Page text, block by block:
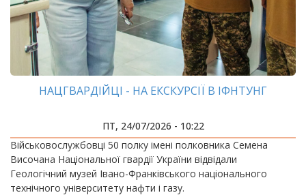
НАЦГВАРДІЙЦІ - НА ЕКСКУРСІЇ В ІФНТУНГ
ПТ, 24/07/2026 - 10:22
Військовослужбовці 50 полку імені полковника Семена
Височана Національної гвардії України відвідали
Геологічний музей Івано-Франківського національного
технічного університету нафти і газу.